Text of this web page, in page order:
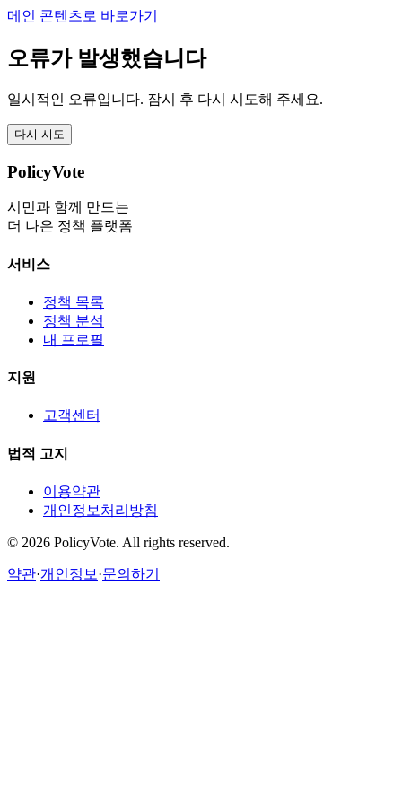
메인 콘텐츠로 바로가기
오류가 발생했습니다
일시적인 오류입니다. 잠시 후 다시 시도해 주세요.
다시 시도
PolicyVote
시민과 함께 만드는
더 나은 정책 플랫폼
서비스
정책 목록
정책 분석
내 프로필
지원
고객센터
법적 고지
이용약관
개인정보처리방침
© 2026 PolicyVote. All rights reserved.
약관·개인정보 ·문의하기